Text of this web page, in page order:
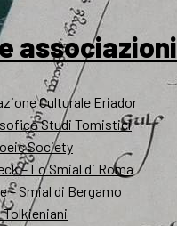
associazioni
Culturale Eriador
Studi Tomistici
Society
– Lo Smial di Roma
– Smial di Bergamo
Tolkieniani